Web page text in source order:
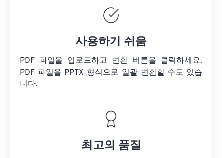
사용하기 쉬움
PDF 파일을 업로드하고 변환 버튼을 클릭하세요.
PDF 파일을 PPTX 형식으로 일괄 변환할 수도 있습
니다.
최고의 품질